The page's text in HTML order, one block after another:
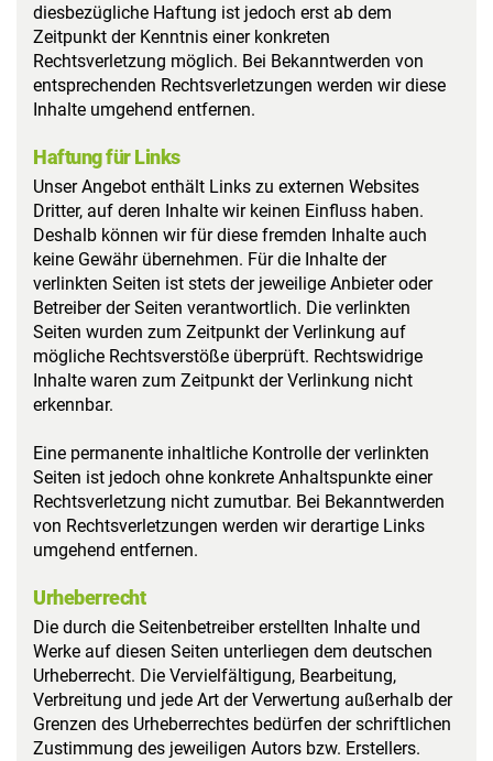
diesbezügliche Haftung ist jedoch erst ab dem
Zeitpunkt der Kenntnis einer konkreten
Rechtsverletzung möglich. Bei Bekanntwerden von
entsprechenden Rechtsverletzungen werden wir diese
Inhalte umgehend entfernen.
Haftung für Links
Unser Angebot enthält Links zu externen Websites
Dritter, auf deren Inhalte wir keinen Einfluss haben.
Deshalb können wir für diese fremden Inhalte auch
keine Gewähr übernehmen. Für die Inhalte der
verlinkten Seiten ist stets der jeweilige Anbieter oder
Betreiber der Seiten verantwortlich. Die verlinkten
Seiten wurden zum Zeitpunkt der Verlinkung auf
mögliche Rechtsverstöße überprüft. Rechtswidrige
Inhalte waren zum Zeitpunkt der Verlinkung nicht
erkennbar.
Eine permanente inhaltliche Kontrolle der verlinkten
Seiten ist jedoch ohne konkrete Anhaltspunkte einer
Rechtsverletzung nicht zumutbar. Bei Bekanntwerden
von Rechtsverletzungen werden wir derartige Links
umgehend entfernen.
Urheberrecht
Die durch die Seitenbetreiber erstellten Inhalte und
Werke auf diesen Seiten unterliegen dem deutschen
Urheberrecht. Die Vervielfältigung, Bearbeitung,
Verbreitung und jede Art der Verwertung außerhalb der
Grenzen des Urheberrechtes bedürfen der schriftlichen
Zustimmung des jeweiligen Autors bzw. Erstellers.